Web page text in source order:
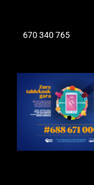
670 340 765